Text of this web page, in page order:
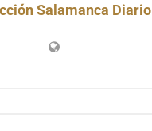
Salamanca Diario